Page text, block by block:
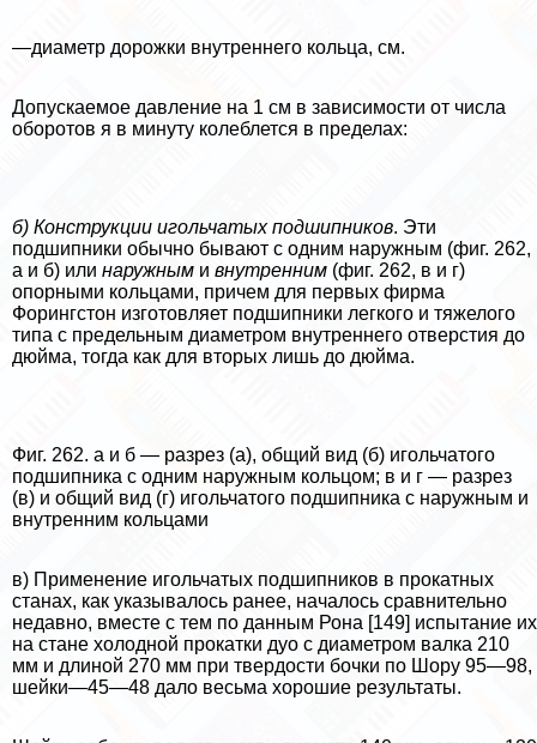
—диаметр дорожки внутреннего кольца, см.
Допускаемое давление на 1 см в зависимости от числа
оборотов я в минуту колeблется в пределах:
б) Конструкции игольчатых подшипников. Эти
подшипники обычно бывают с одним наружным (фиг. 262,
а и б) или наружным и внутренним (фиг. 262, в и г)
опopными кольца­ми, причем для первых фирма
Форингстон изготовляет подшипники легкого и тяжелого
типа с предельным диаметром внутреннего отверстия до
дюйма, тогда как для вторых лишь до дюйма.
Фиг. 262. а и б — разрез (а), общий вид (б) игольча­того
подшипника с одним наружным кольцом; в и г — разрез
(в) и общий вид (г) игольчатого подшипника с на­ружным и
внутренним кольцами
в) Применение игольчатых подшипников в прокатных
станах, как указывалось ранее, началось сравнительно
недавно, вместе с тем по данным Рона [149] испыта­ние их
на стане холодной прокатки дуо с диаметром валка 210
мм и длиной 270 мм при твердости бочки по Шору 95—98,
шейки—45—48 дало весьма хорошие резуль­таты.